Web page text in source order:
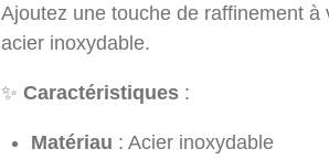
Ajoutez une touche de raffinement
acier inoxydable.
✨ Caractéristiques :
Matériau : Acier inoxydable